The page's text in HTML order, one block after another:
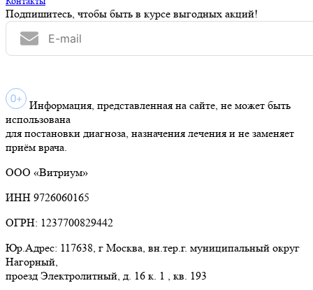
Подпишитесь, чтобы быть в курсе выгодных акций!
Информация, представленная на сайте, не может быть
использована
для постановки диагноза, назначения лечения и не заменяет
приём врача.
ООО «Витриум»
ИНН 9726060165
ОГРН: 1237700829442
Юр.Адрес: 117638, г Москва, вн.тер.г. муниципальный округ
Нагорный,
проезд Электролитный, д. 16 к. 1 , кв. 193